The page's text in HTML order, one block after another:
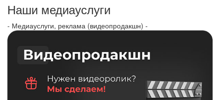
Наши медиауслуги
- Медиауслуги, реклама (видеопродакшн) -